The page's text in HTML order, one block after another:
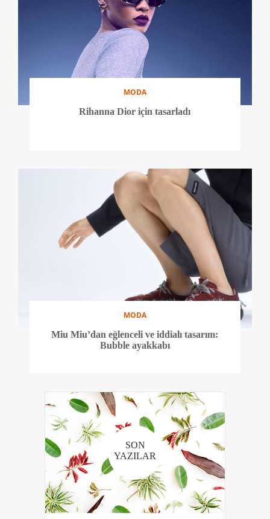
MODA
Rihanna Dior için tasarladı
MODA
Miu Miu’dan eğlenceli ve iddialı tasarım:
Bubble ayakkabı
SON
YAZILAR